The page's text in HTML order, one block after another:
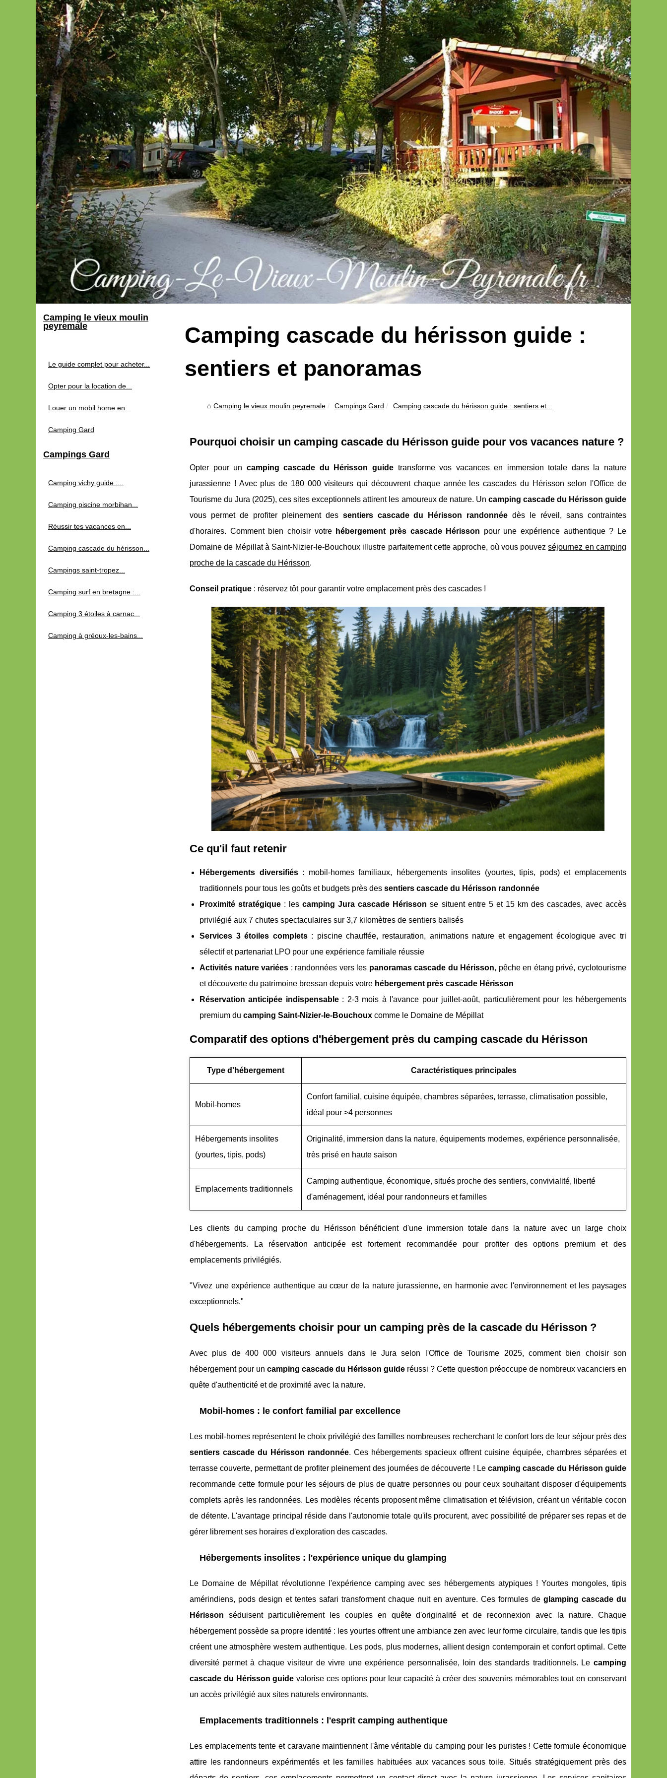
Camping cascade du hérisson guide :
sentiers et panoramas
Camping le vieux moulin peyremale Campings Gard Camping cascade du hérisson guide : sentiers et...
Pourquoi choisir un camping cascade du Hérisson guide pour vos vacances nature ?
Opter pour un camping cascade du Hérisson guidetransforme vos vacances en immersion totale dans la nature
jurassienne ! Avec plus de 180 000 visiteurs qui découvrent chaque année les cascades du Hérisson selon l'Office de
Tourisme du Jura (2025), ces sites exceptionnels attirent les amoureux de nature. Un camping cascade du Hérisson guide
vous permet de profiter pleinement des sentiers cascade du Hérisson randonnée dès le réveil, sans contraintes
d'horaires. Comment bien choisir votre hébergement près cascade Hérisson pour une expérience authentique ? Le
Domaine de Mépillatà Saint-Nizier-le-Bouchoux illustre parfaitement cette approche, où vous pouvezséjournez en camping
proche de la cascade du Hérisson.
Conseil pratique : réservez tôt pour garantir votre emplacement près des cascades !
Ce qu'il faut retenir
Hébergements diversifiés: mobil-homes familiaux, hébergements insolites (yourtes, tipis, pods) et emplacements
traditionnels pour tous les goûts et budgets près des sentiers cascade du Hérisson randonnée
Proximité stratégique : lescamping Jura cascade Hérisson se situent entre 5 et 15 km des cascades, avec accès
privilégié aux 7 chutes spectaculaires sur 3,7 kilomètres de sentiers balisés
Services 3 étoiles complets: piscine chauffée, restauration, animations nature et engagement écologique avec tri
sélectif et partenariat LPO pour une expérience familiale réussie
Activités nature variées : randonnées vers les panoramas cascade du Hérisson, pêche en étang privé, cyclotourisme
et découverte du patrimoine bressan depuis votre hébergement près cascade Hérisson
Réservation anticipée indispensable: 2-3 mois à l'avance pour juillet-août, particulièrement pour les hébergements
premium du camping Saint-Nizier-le-Bouchoux comme le Domaine de Mépillat
Comparatif des options d'hébergement près du camping cascade du Hérisson
Type d'hébergement Caractéristiques principales
Mobil-homes
Confort familial, cuisine équipée, chambres séparées, terrasse, climatisation possible,
idéal pour >4 personnes
Hébergements insolites
(yourtes, tipis, pods)
Originalité, immersion dans la nature, équipements modernes, expérience personnalisée,
très prisé en haute saison
Emplacements traditionnels
Camping authentique, économique, situés proche des sentiers, convivialité, liberté
d'aménagement, idéal pour randonneurs et familles
Les clients du camping proche du Hérisson bénéficient d'une immersion totale dans la nature avec un large choix
d'hébergements. La réservation anticipée est fortement recommandée pour profiter des options premium et des
emplacements privilégiés.
"Vivez une expérience authentique au cœur de la nature jurassienne, en harmonie avec l'environnement et les paysages
exceptionnels."
Quels hébergements choisir pour un camping près de la cascade du Hérisson ?
Avec plus de 400 000 visiteurs annuels dans le Jura selon l'Office de Tourisme 2025, comment bien choisir son
hébergement pour un camping cascade du Hérisson guide réussi ? Cette question préoccupe de nombreux vacanciers en
quête d'authenticité et de proximité avec la nature.
Mobil-homes : le confort familial par excellence
Les mobil-homes représentent le choix privilégié des familles nombreuses recherchant le confort lors de leur séjour près des
sentiers cascade du Hérisson randonnée. Ces hébergements spacieux offrent cuisine équipée, chambres séparées et
terrasse couverte, permettant de profiter pleinement des journées de découverte ! Le camping cascade du Hérisson guide
recommande cette formule pour les séjours de plus de quatre personnes ou pour ceux souhaitant disposer d'équipements
complets après les randonnées. Les modèles récents proposent même climatisation et télévision, créant un véritable cocon
de détente. L'avantage principal réside dans l'autonomie totale qu'ils procurent, avec possibilité de préparer ses repas et de
gérer librement ses horaires d'exploration des cascades.
Hébergements insolites : l'expérience unique du glamping
Le Domaine de Mépillat révolutionne l'expérience camping avec ses hébergements atypiques ! Yourtes mongoles, tipis
amérindiens, pods design et tentes safari transforment chaque nuit en aventure. Ces formules de glamping cascade du
Hérisson séduisent particulièrement les couples en quête d'originalité et de reconnexion avec la nature. Chaque
hébergement possède sa propre identité : les yourtes offrent une ambiance zen avec leur forme circulaire, tandis que les tipis
créent une atmosphère western authentique. Les pods, plus modernes, allient design contemporain et confort optimal. Cette
diversité permet à chaque visiteur de vivre une expérience personnalisée, loin des standards traditionnels. Le camping
cascade du Hérisson guide valorise ces options pour leur capacité à créer des souvenirs mémorables tout en conservant
un accès privilégié aux sites naturels environnants.
Emplacements traditionnels : l'esprit camping authentique
Les emplacements tente et caravane maintiennent l'âme véritable du camping pour les puristes ! Cette formule économique
attire les randonneurs expérimentés et les familles habituées aux vacances sous toile. Situés stratégiquement près des
Camping le vieux moulin
peyremale
Le guide complet pour acheter...
Opter pour la location de...
Louer un mobil home en...
Camping Gard
Campings Gard
Camping vichy guide :...
Camping piscine morbihan...
Réussir tes vacances en...
Camping cascade du hérisson...
Campings saint-tropez...
Camping surf en bretagne :...
Camping 3 étoiles à carnac...
Camping à gréoux-les-bains...